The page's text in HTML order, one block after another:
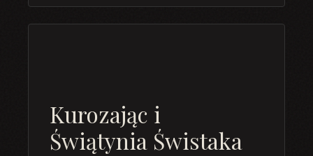
Kurozając i
Świątynia Świstaka